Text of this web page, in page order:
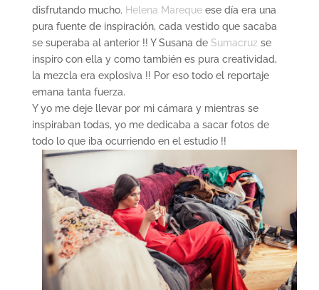
disfrutando mucho. Helena Marequeese día era una
pura fuente de inspiración, cada vestido que sacaba
se superaba al anterior !! Y Susana de Sumacruzse
inspiro con ella y como también es pura creatividad,
la mezcla era explosiva !! Por eso todo el reportaje
emana tanta fuerza.
Y yo me deje llevar por mi cámara y mientras se
inspiraban todas, yo me dedicaba a sacar fotos de
todo lo que iba ocurriendo en el estudio !!